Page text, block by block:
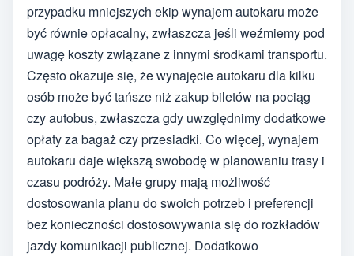
przypadku mniejszych ekip wynajem autokaru może
być równie opłacalny, zwłaszcza jeśli weźmiemy pod
uwagę koszty związane z innymi środkami transportu.
Często okazuje się, że wynajęcie autokaru dla kilku
osób może być tańsze niż zakup biletów na pociąg
czy autobus, zwłaszcza gdy uwzględnimy dodatkowe
opłaty za bagaż czy przesiadki. Co więcej, wynajem
autokaru daje większą swobodę w planowaniu trasy i
czasu podróży. Małe grupy mają możliwość
dostosowania planu do swoich potrzeb i preferencji
bez konieczności dostosowywania się do rozkładów
jazdy komunikacji publicznej. Dodatkowo